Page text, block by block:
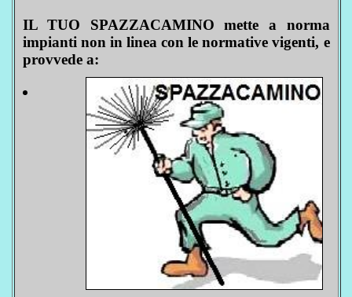
IL TUO SPAZZACAMINO mette a norma
impianti non in linea con le normative vigenti, e
provvede a: